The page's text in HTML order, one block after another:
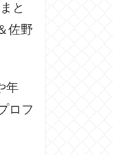
と
佐野
年
ロフ